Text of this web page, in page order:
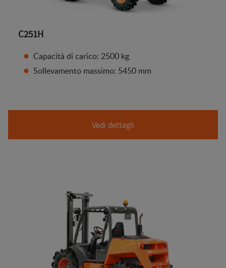
C251H
Capacità di carico: 2500 kg
Sollevamento massimo: 5450 mm
Vedi dettagli